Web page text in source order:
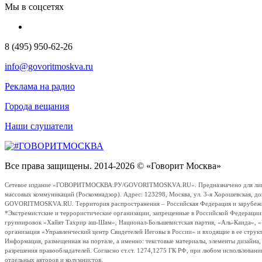
Мы в соцсетях
8 (495) 950-62-26
info@govoritmoskva.ru
Реклама на радио
Города вещания
Наши слушатели
Все права защищены. 2014-2026 © «Говорит Москва»
Сетевое издание «ГОВОРИТМОСКВА.РУ/GOVORITMOSKVA.RU». Предназначено для
массовых коммуникаций (Роскомнадзор). Адрес: 123298, Москва, ул. 3-я
GOVORITMOSKVA.RU. Территория распространения – Российская Федерация и
*Экстремистские и террористические организации, запрещенные в Российской
группировок «Хайят Тахрир аш-Шам», Национал-Большевистская партия, «Аль-
организация «Управленческий центр Свидетелей Иеговы в России» и входящие в ее
Информация, размещенная на портале, а именно: текстовые материалы, элементы
разрешения правообладателей. Согласно ст.ст. 1274,1275 ГК РФ, при любом
отдельных авторов и колумнистов.